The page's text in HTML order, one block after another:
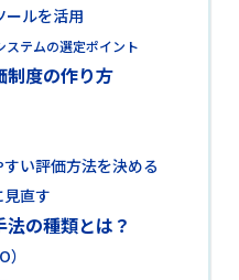
ールを活用
ステムの選定ポイント
制度の作り方
い評価方法を決める
直す
の種類とは？